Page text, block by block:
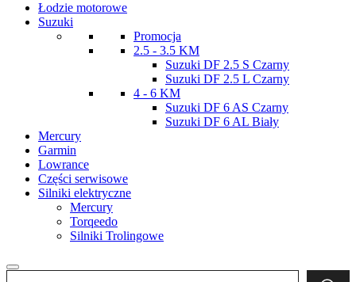
Łodzie motorowe
Suzuki
Promocja
2.5 - 3.5 KM
Suzuki DF 2.5 S Czarny
Suzuki DF 2.5 L Czarny
4 - 6 KM
Suzuki DF 6 AS Czarny
Suzuki DF 6 AL Biały
Mercury
Garmin
Lowrance
Części serwisowe
Silniki elektryczne
Mercury
Torqeedo
Silniki Trolingowe